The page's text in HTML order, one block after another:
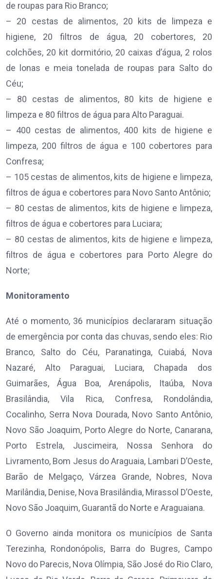
de roupas para Rio Branco;
– 20 cestas de alimentos, 20 kits de limpeza e
higiene, 20 filtros de água, 20 cobertores, 20
colchões, 20 kit dormitório, 20 caixas d’água, 2 rolos
de lonas e meia tonelada de roupas para Salto do
Céu;
– 80 cestas de alimentos, 80 kits de higiene e
limpeza e 80 filtros de água para Alto Paraguai.
– 400 cestas de alimentos, 400 kits de higiene e
limpeza, 200 filtros de água e 100 cobertores para
Confresa;
– 105 cestas de alimentos, kits de higiene e limpeza,
filtros de água e cobertores para Novo Santo Antônio;
– 80 cestas de alimentos, kits de higiene e limpeza,
filtros de água e cobertores para Luciara;
– 80 cestas de alimentos, kits de higiene e limpeza,
filtros de água e cobertores para Porto Alegre do
Norte;
Monitoramento
Até o momento, 36 municípios declararam situação
de emergência por conta das chuvas, sendo eles: Rio
Branco, Salto do Céu, Paranatinga, Cuiabá, Nova
Nazaré, Alto Paraguai, Luciara, Chapada dos
Guimarães, Água Boa, Arenápolis, Itaúba, Nova
Brasilândia, Vila Rica, Confresa, Rondolândia,
Cocalinho, Serra Nova Dourada, Novo Santo Antônio,
Novo São Joaquim, Porto Alegre do Norte, Canarana,
Porto Estrela, Juscimeira, Nossa Senhora do
Livramento, Bom Jesus do Araguaia, Lambari D’Oeste,
Barão de Melgaço, Várzea Grande, Nobres, Nova
Marilândia, Denise, Nova Brasilândia, Mirassol D’Oeste,
Novo São Joaquim, Guarantã do Norte e Araguaiana.
O Governo ainda monitora os municípios de Santa
Terezinha, Rondonópolis, Barra do Bugres, Campo
Novo do Parecis, Nova Olímpia, São José do Rio Claro,